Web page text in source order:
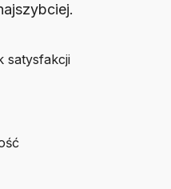
satysfakcji